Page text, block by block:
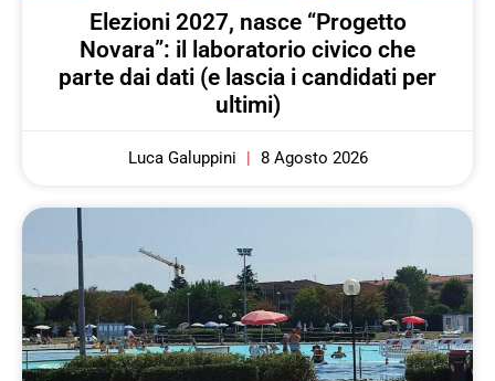
Elezioni 2027, nasce “Progetto
Novara”: il laboratorio civico che
parte dai dati (e lascia i candidati per
ultimi)
Luca Galuppini 8 Agosto 2026